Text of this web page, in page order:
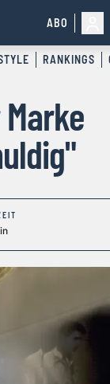
ABO
RANKINGS